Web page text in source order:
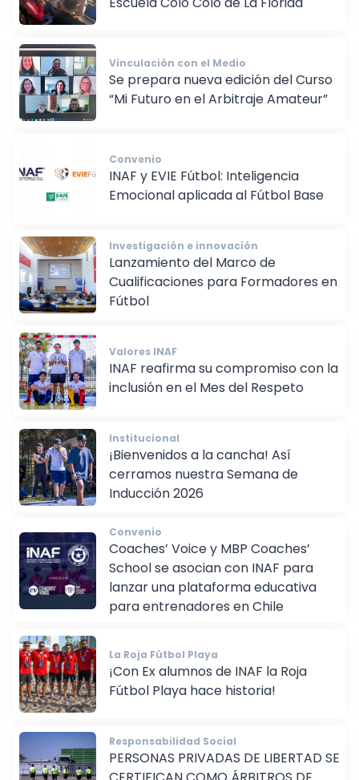
Vinculación con el Medio
Se prepara nueva edición del Curso
“Mi Futuro en el Arbitraje Amateur”
Convenio
INAF y EVIE Fútbol: Inteligencia
Emocional aplicada al Fútbol Base
Investigación e innovación
Lanzamiento del Marco de
Cualificaciones para Formadores en
Valores INAF
INAF reafirma su compromiso con la
inclusión en el Mes del Respeto
Institucional
¡Bienvenidos a la cancha! Así
cerramos nuestra Semana de
Convenio
Coaches’ Voice y MBP Coaches’
School se asocian con INAF para
lanzar una plataforma educativa
para entrenadores en Chile
La Roja Fútbol Playa
¡Con Ex alumnos de INAF la Roja
Fútbol Playa hace historia!
Responsabilidad Social
PERSONAS PRIVADAS DE LIBERTAD SE